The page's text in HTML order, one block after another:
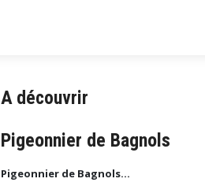
A découvrir
Pigeonnier de Bagnols
Pigeonnier de Bagnols...